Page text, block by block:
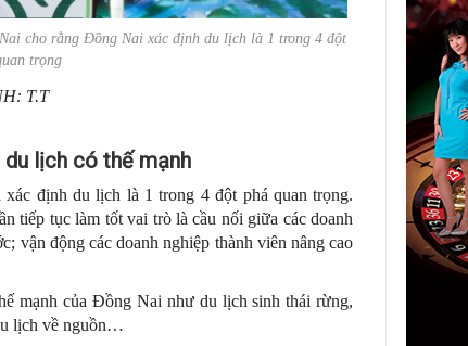
cho rằng Đồng Nai xác định du lịch là 1 trong 4 đột
trọng
T.T
lịch có thế mạnh
định du lịch là 1 trong 4 đột phá quan trọng.
tiếp tục làm tốt vai trò là cầu nối giữa các doanh
vận động các doanh nghiệp thành viên nâng cao
mạnh của Đồng Nai như du lịch sinh thái rừng,
lịch về nguồn…